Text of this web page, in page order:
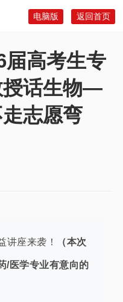
返回首页
电脑版
届高考生专
授话生物—
志愿弯
讲座来袭！ （本次
/医学专业有意向的